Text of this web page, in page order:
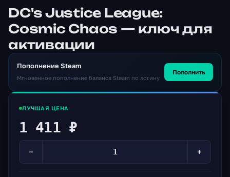
DC's Justice League:
Cosmic Chaos — ключ для
активации
Пополнение Steam
Мгновенное пополнение баланса Steam по логину
Пополнить
ЛУЧШАЯ ЦЕНА
1 411 ₽
− +